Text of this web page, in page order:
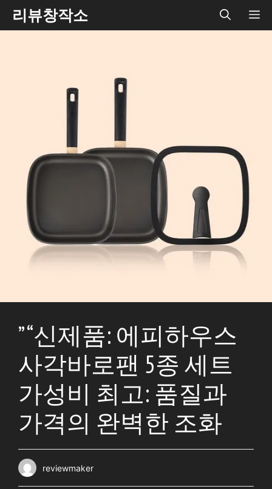
Skip리뷰창작소
” “신제품: 에피하우스
사각바로팬 5종 세트
가성비 최고: 품질과
가격의 완벽한 조화
reviewmaker